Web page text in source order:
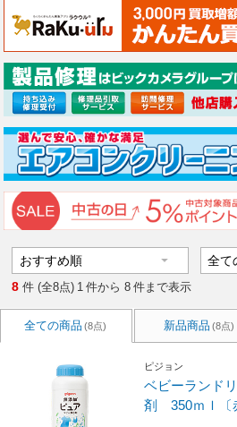
8 件 (全8点) 1 件から 8 件まで表示
全ての商品 (8点) 新品商品 (8点)
ピジョン
ベビーランド
剤 350ｍｌ〔